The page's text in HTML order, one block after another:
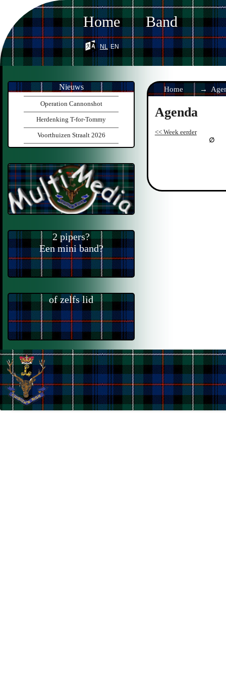
Home Band
nl en
Home
Agenda
<< Week eerder
Nieuws
Operation Cannonshot
Herdenking T-for-Tommy
Voorthuizen Straalt 2026
2 pipers?
Een mini band?
of zelfs lid